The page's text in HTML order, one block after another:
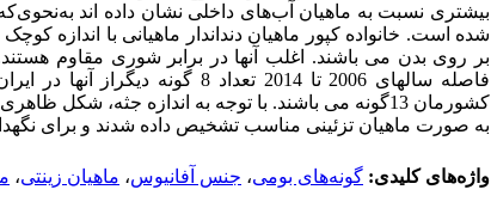
بیشتری نسبت به ماهیان آب‌های داخلی نشان داده اند
شده است. خانواده کپور ماهیان دنداندار ماهیانی با اندازه
فاصله سال­های 2006 تا 2014
کشورمان 13گونه می باشند.
با توجه به اندازه جثه، شکل
به ‌صورت ماهیان تزئینی مناسب تشخیص داده شدند و برای
واژه‌های کلیدی: گونه‌های بومی، جنس آفانیوس، ماهیان زینتی،